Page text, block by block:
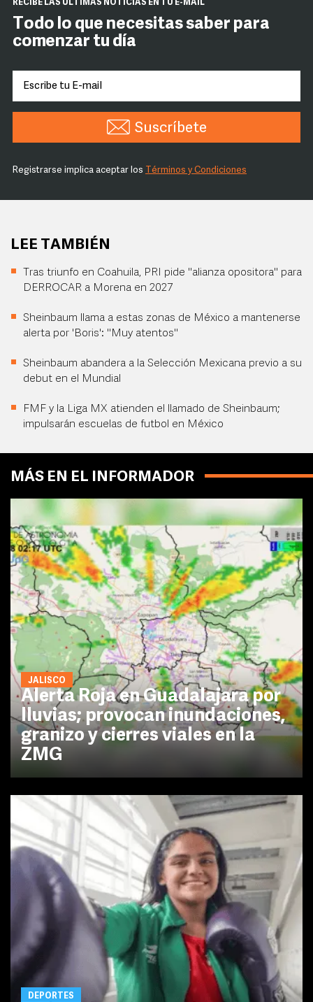
RECIBE LAS ÚLTIMAS NOTICIAS EN TU E-MAIL
Todo lo que necesitas saber para
comenzar tu día
Suscríbete
Registrarse implica aceptar los Términos y Condiciones
LEE TAMBIÉN
Tras triunfo en Coahuila, PRI pide "alianza opositora" para
DERROCAR a Morena en 2027
Sheinbaum llama a estas zonas de México a mantenerse
alerta por 'Boris': "Muy atentos"
Sheinbaum abandera a la Selección Mexicana previo a su
debut en el Mundial
FMF y la Liga MX atienden el llamado de Sheinbaum;
impulsarán escuelas de futbol en México
MÁS EN EL INFORMADOR
JALISCO
Alerta Roja en Guadalajara por
lluvias; provocan inundaciones,
granizo y cierres viales en la
ZMG
DEPORTES